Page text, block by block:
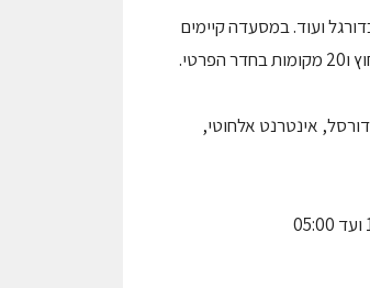
ועוד. במסעדה קיימים
משחקי כדוררגל וכדורסל, אינטרנט אלחוטי,